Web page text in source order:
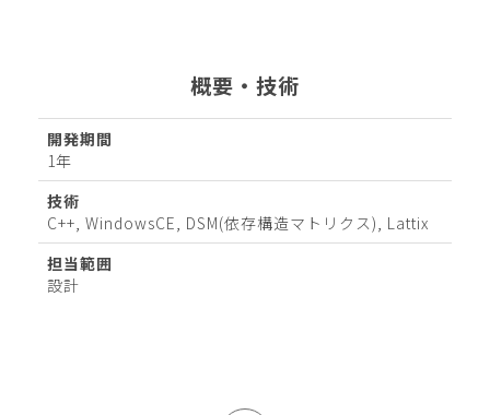
概要・技術
開発期間
1年
技術
C++, WindowsCE, DSM(依存構造マトリクス), Lattix
担当範囲
設計